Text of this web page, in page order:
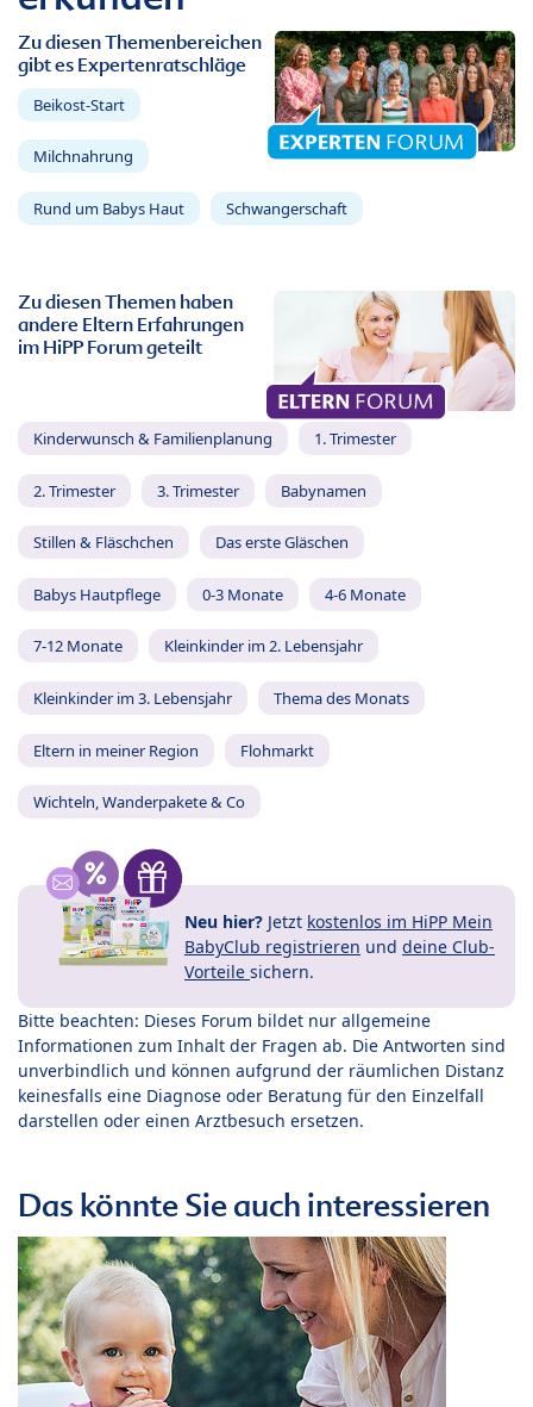
Zu diesen Themenbereichen
gibt es Expertenratschläge
Beikost-Start
Milchnahrung
Rund um Babys Haut Schwangerschaft
Zu diesen Themen haben
andere Eltern Erfahrungen
im HiPP Forum geteilt
Kinderwunsch & Familienplanung 1. Trimester
2. Trimester 3. Trimester Babynamen
Stillen & Fläschchen Das erste Gläschen
Babys Hautpflege 0-3 Monate 4-6 Monate
7-12 Monate Kleinkinder im 2. Lebensjahr
Kleinkinder im 3. Lebensjahr Thema des Monats
Eltern in meiner Region Flohmarkt
Wichteln, Wanderpakete & Co
Neu hier? Jetzt kostenlos im HiPP Mein
BabyClub registrieren und deine Club-
Vorteile sichern.
Bitte beachten: Dieses Forum bildet nur allgemeine
Informationen zum Inhalt der Fragen ab. Die Antworten sind
unverbindlich und können aufgrund der räumlichen Distanz
keinesfalls eine Diagnose oder Beratung für den Einzelfall
darstellen oder einen Arztbesuch ersetzen.
Das könnte Sie auch interessieren